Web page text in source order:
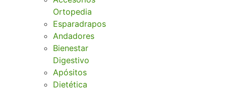
Ortopedia
Esparadrapos
Andadores
Bienestar
Digestivo
Apósitos
Dietética